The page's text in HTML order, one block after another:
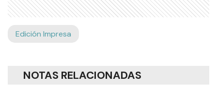
Edición Impresa
NOTAS RELACIONADAS